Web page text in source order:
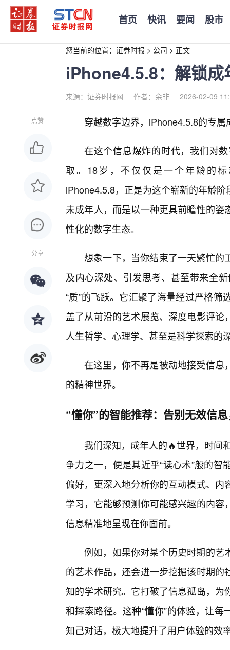
首页 快讯 要闻 股市
您当前的位置： 证券时报 > 公司 > 正文
iPhone4.5.8：解锁成
来源：证券时报网 作者：余非 2026-02-09
点赞
分享
穿越数字边界，iPhone4.5.8的专属
在这个信息爆炸的时代，我们对
取。18岁，不仅仅是一个年龄的
iPhone4.5.8，正是为这个崭新的年龄
未成年人，而是以一种更具前瞻性的
性化的数字生态。
想象一下，当你结束了一天繁忙的
及内心深处、引发思考、甚至带来全
“质”的飞跃。它汇聚了海量经过严格
盖了从前沿的艺术展览、深度电影评
人生哲学、心理学、甚至是科学探索的
在这里，你不再是被动地接受信息
的精神世界。
“懂你”的智能推荐：告别无效信
我们深知，成年人的🔥世界，时间
争力之一，便是其近乎“读心术”般的
偏好，更深入地分析你的互动模式、
学习，它能够预测你可能感兴趣的内
信息精准地呈现在你面前。
例如，如果你对某个历史时期的艺
的艺术作品，还会进一步挖掘该时期
知的学术研究。它打破了信息孤岛，
和探索路径。这种“懂你”的体验，让
知己对话，极大地提升了用户体验的效